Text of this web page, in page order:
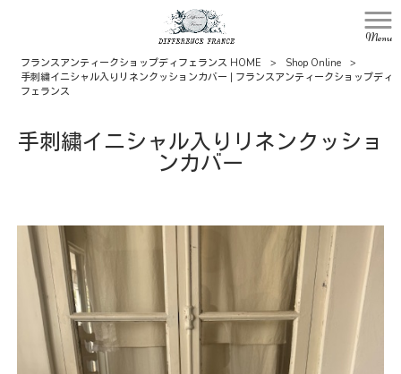
Menu
フランスアンティークショップディフェランス HOME > Shop Online
>
手刺繍イニシャル入りリネンクッションカバー | フランスアンティークショップディ
フェランス
手刺繍イニシャル入りリネンクッショ
ンカバー